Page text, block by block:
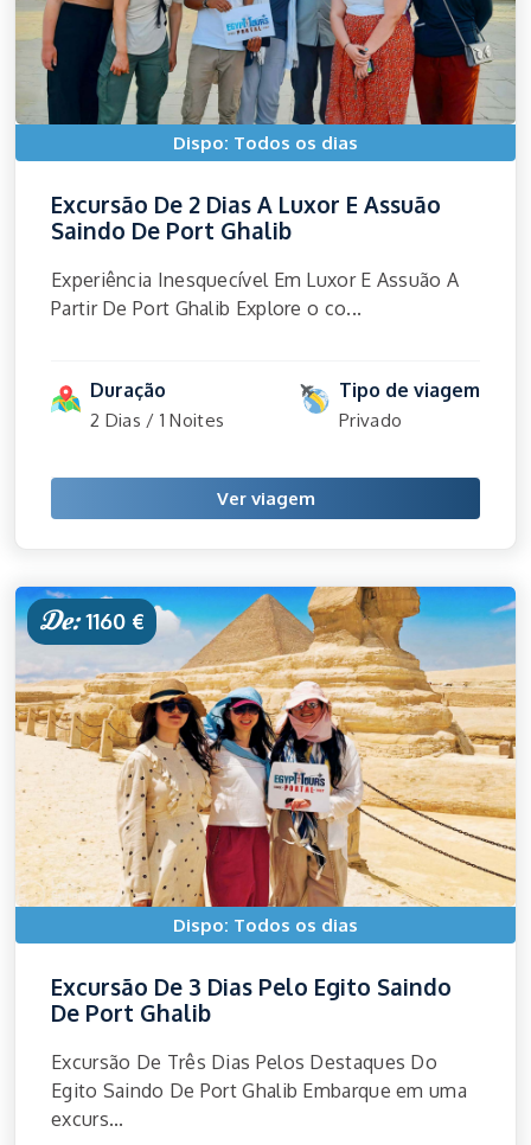
Dispo: Todos os dias
Excursão De 2 Dias A Luxor E Assuão
Saindo De Port Ghalib
Experiência Inesquecível Em Luxor E Assuão A
Partir De Port Ghalib Explore o co...
Duração
2 Dias / 1 Noites
Tipo de viagem
Privado
Ver viagem
De:1160 €
Dispo: Todos os dias
Excursão De 3 Dias Pelo Egito Saindo
De Port Ghalib
Excursão De Três Dias Pelos Destaques Do
Egito Saindo De Port Ghalib Embarque em uma
excurs...